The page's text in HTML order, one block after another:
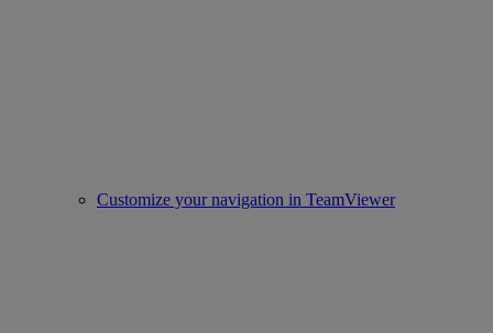
Customize your navigation in TeamViewer